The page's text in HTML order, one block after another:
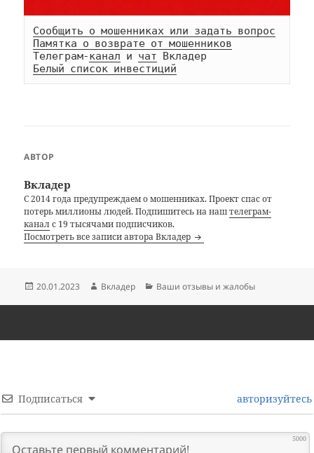
Сообщить о мошенниках или задать вопрос
Памятка о возврате от мошенников
Телеграм-канал и чат
Белый список инвестиций
АВТОР
Вкладер
С 2014 года предупреждаем о мошенниках. Проект спас от
потерь миллионы людей. Подпишитесь на наштелеграм-
каналс 19 тысячами подписчиков.
Посмотреть все записи автора Вкладер
Опубликовано
20.01.2023 Автор
Вкладер Рубрики
Ваши отзывы и жалобы
Подписаться авторизуйтесь
5000